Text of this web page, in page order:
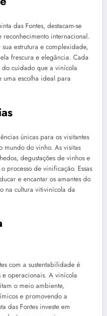
das Fontes, destacam-se
internacional.
estrutura e complexidade,
frescura e elegância. Cada
cuidado que a vinícola
uma escolha ideal para
únicas para os visitantes
mundo do vinho. As visitas
degustações de vinhos e
processo de vinificação. Essas
e encantar os amantes do
na cultura vitivinícola da
com a sustentabilidade é
e operacionais. A vinícola
o meio ambiente,
e promovendo a
das Fontes investe em